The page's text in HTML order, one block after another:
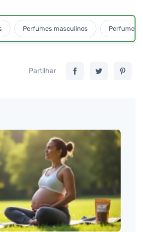
Perfumes masculinos Perfumes
Partilhar